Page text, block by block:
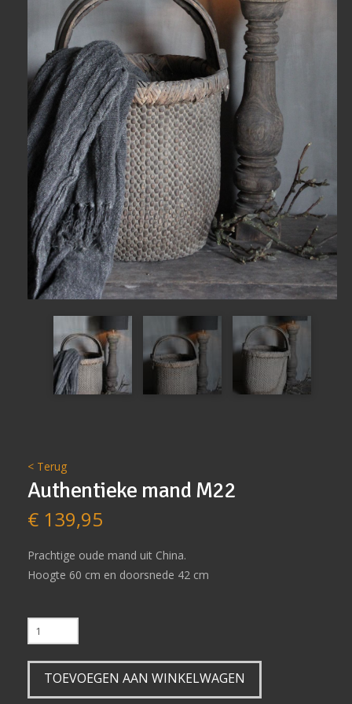
< Terug
Authentieke mand M22
€139,95
Prachtige oude mand uit China.
Hoogte 60 cm en doorsnede 42 cm
Authentieke
mand
M22
aantalTOEVOEGEN AAN WINKELWAGEN